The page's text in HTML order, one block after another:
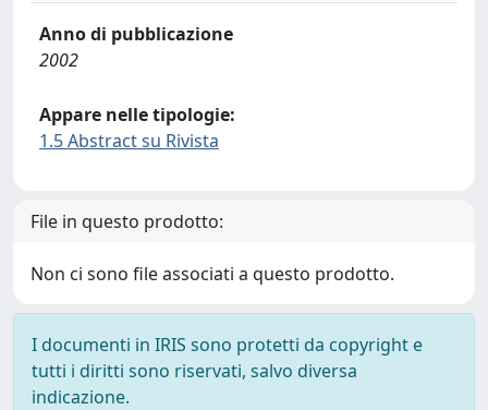
Anno di pubblicazione
2002
Appare nelle tipologie:
1.5 Abstract su Rivista
File in questo prodotto:
Non ci sono file associati a questo prodotto.
I documenti in IRIS sono protetti da copyright e
tutti i diritti sono riservati, salvo diversa
indicazione.